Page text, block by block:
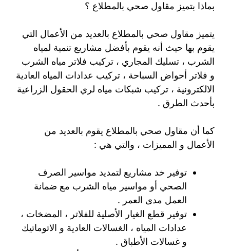
بماذا بتميز مقاول صحي بالمطلاع ؟
يتميز مقاول صحي بالمطلاع بالعديد من الأعمال التي
يقوم بها حيث أنه يقوم بأفضل مشاريع تنمية لمياه
الشرب ، تسليك المجاري ، تركيب فلاتر مياه الشرب
و فلاتر أحواض السباحة ، تركيب عدادات المياه العادية
الالكترونية ، تركيب شبكات مياه لري الحقول الزراعية
بأحدث الطرق .
كما أن مقاول صحي بالمطلاع يقوم بالعديد من
الأعمال و المميزات ، والتي هي :
توفير خد مشاريع لتمديد مواسير الصرف
الصحي أو مواسير مياه الشرب مع ضمانة
العمل مدى العمر .
توفير قطع الغيار الأصلية للفلاتر ، المضخات ،
عدادات المياه ، الغسالات العادية و الاتوماتيك
و غسالات الأطباق .